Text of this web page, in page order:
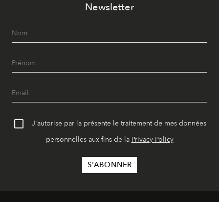
Newsletter
J'autorise par la présente le traitement de mes données
personnelles aux fins de la Privacy Policy